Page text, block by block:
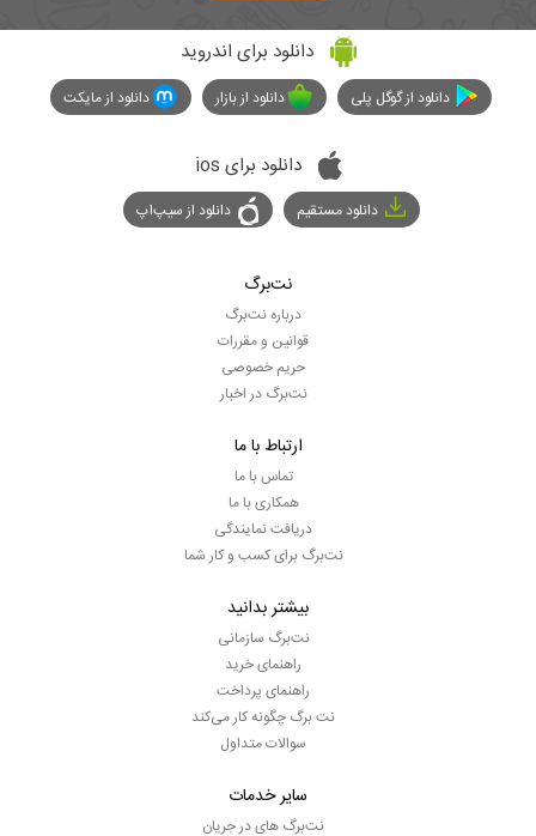
دانلود برای اندروید
دانلود از گوگل پلی دانلود از بازار دانلود از مایکت
دانلود برای ios
دانلود مستقیم دانلود از سیپ‌اپ
نت‌برگ
درباره نت‌برگ
قوانین و مقررات
حریم خصوصی
نت‌برگ در اخبار
ارتباط با ما
تماس با ما
همکاری با ما
دریافت نمایندگی
نت‌برگ برای کسب و کار شما
بیشتر بدانید
نت‌برگ سازمانی
راهنمای خرید
راهنمای پرداخت
نت برگ چگونه کار می‌کند
سوالات متداول
سایر خدمات
نت‌برگ های در جریان